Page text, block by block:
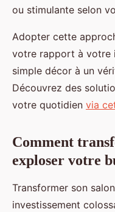
ou stimulante selon
Adopter cette
votre rapport à votre
simple décor à un
Découvrez des
votre quotidien via
Comment
exploser votre
Transformer son
investissement